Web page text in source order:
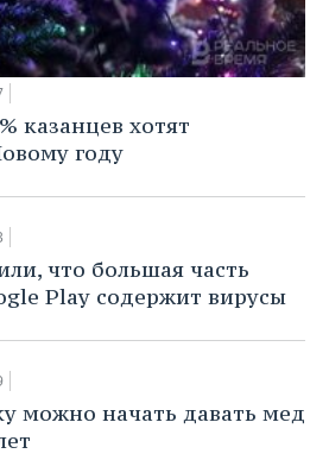
казанцев хотят
году
что большая часть
Play содержит вирусы
можно начать давать мед